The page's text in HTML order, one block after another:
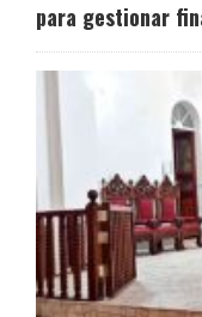
para gestionar